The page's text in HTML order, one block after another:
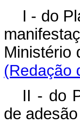
I - do
Ministério
(Redação
II - do
de